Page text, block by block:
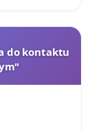
do kontaktu